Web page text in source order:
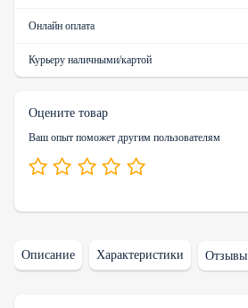
Онлайн оплата
Курьеру наличными/картой
Оцените товар
Ваш опыт поможет другим пользователям
Описание Характеристики Отзывы